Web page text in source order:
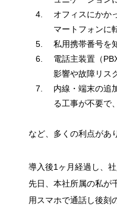
オフィスにかか
マートフォンに
私用携帯番号を
電話主装置（
影響や故障リス
内線・端末の追
る工事が不要で
など、多くの利点があ
導入後1ヶ月経過し、
先日、本社所属の私が
用スマホで通話し後刻